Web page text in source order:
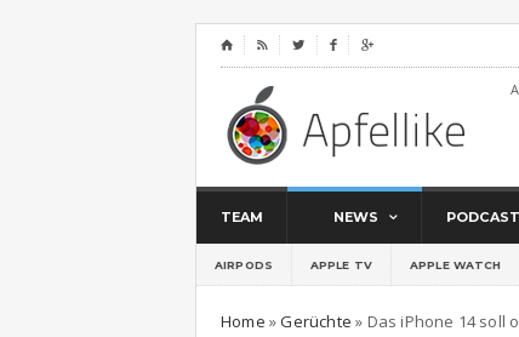
⌂    
TEAM NEWS PODCAST
AIRPODS APPLE TV APPLE WATCH
Home »Gerüchte » Das iPhone 14 soll